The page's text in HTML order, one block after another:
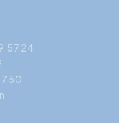
5724